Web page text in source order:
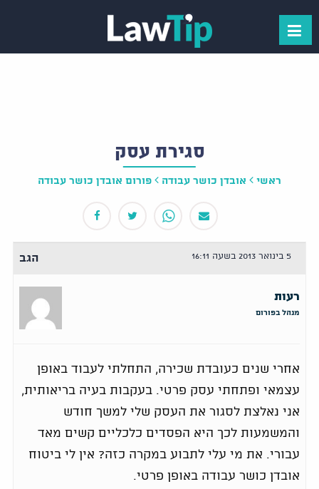
סגירת עסק
ראשי אובדן כושר עבודה פורום אובדן כושר עבודה
5 בינואר 2013 בשעה 16:11 הגב
רעות
מנהל בפורום
אחרי שנים כעובדת שכירה, התחלתי לעבוד באופן
עצמאי ופתחתי עסק פרטי. בעקבות בעיה בריאותית,
אני נאלצת לסגור את העסק שלי למשך חודש
והמשמעות לכך היא הפסדים כלכליים קשים מאד
עבורי. את מי עלי לתבוע במקרה כזה? אין לי ביטוח
אובדן כושר עבודה באופן פרטי.